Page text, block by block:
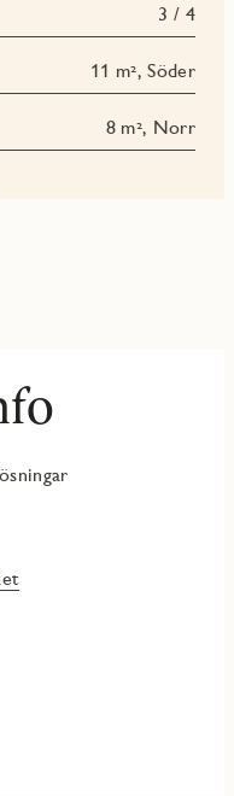
3 / 4
11 m², Söder
8 m², Norr